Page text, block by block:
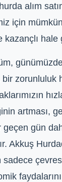
alım
için
kazançlı hale
zorunluluk
artması,
geçen gün
Akkuş